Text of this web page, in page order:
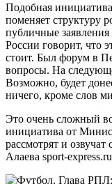
Подобная
поменяет структуру
публичные
России говорит, что
стоит. Был форум в
вопросы. На
Возможно, будет
ничего, кроме слов
Это очень сложный
инициатива от
рассмотрят и
Алаева sport-